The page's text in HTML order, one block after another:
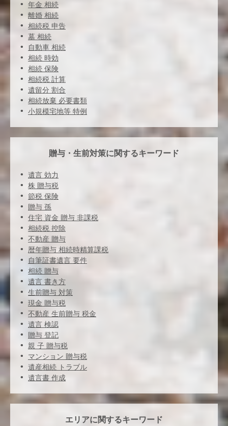
年金 相続
離婚 相続
相続税 申告
墓 相続
自動車 相続
相続 時効
相続 保険
相続税 計算
遺留分 割合
相続放棄 必要書類
小規模宅地等 特例
贈与・生前対策に関するキーワード
遺言 効力
株 贈与税
節税 保険
贈与 孫
住宅 資金 贈与 非課税
相続税 控除
不動産 贈与
暦年贈与 相続時精算課税
自筆証書遺言 要件
相続 贈与
遺言 書き方
生前贈与 対策
現金 贈与税
不動産 生前贈与 税金
遺言 検認
贈与 登記
親 子 贈与税
マンション 贈与税
遺産相続 トラブル
遺言書 作成
エリアに関するキーワード